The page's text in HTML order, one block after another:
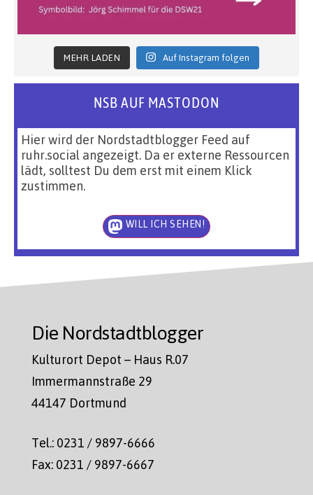
MEHR LADEN Auf Instagram folgen
NSB AUF MASTODON
Hier wird der Nordstadtblogger Feed auf
ruhr.social angezeigt. Da er externe Ressourcen
lädt, solltest Du dem erst mit einem Klick
zustimmen.
WILL ICH SEHEN!
Die Nordstadtblogger
Kulturort Depot – Haus R.07
Immermannstraße 29
44147 Dortmund
Tel.: 0231 / 9897-6666
Fax: 0231 / 9897-6667